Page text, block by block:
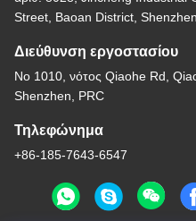
Street, Baoan District,
Διεύθυνση εργοστασίου
Νο 1010, νότος Qiaohe Rd,
Shenzhen, PRC
Τηλεφώνημα
+86-185-7643-6547